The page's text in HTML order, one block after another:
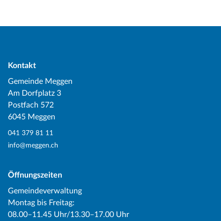
Kontakt
Gemeinde Meggen
Am Dorfplatz 3
Postfach 572
6045 Meggen
041 379 81 11
info@meggen.ch
Öffnungszeiten
Gemeindeverwaltung
Montag bis Freitag:
08.00–11.45 Uhr/13.30–17.00 Uhr